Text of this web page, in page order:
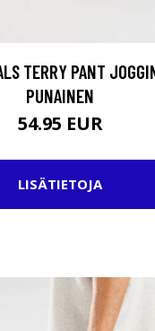
TERRY PANT
PUNAINEN
54.95 EUR
LISÄTIETOJA